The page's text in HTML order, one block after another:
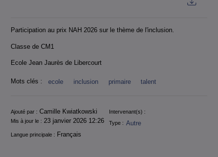
Participation au prix NAH 2026 sur le thème de l'inclusion.
Classe de CM1
Ecole Jean Jaurès de Libercourt
Mots clés : ecole inclusion primaire talent
Informations
Ajouté par : Camille Kwiatkowski
Intervenant(s) :
Mis à jour le : 23 janvier 2026 12:26 Type : Autre
Langue principale : Français